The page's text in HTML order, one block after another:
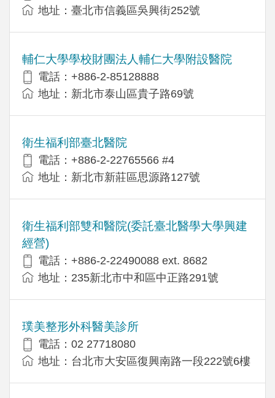
地址：臺北市信義區吳興街252號
輔仁大學學校財團法人輔仁大學附設醫院
電話：+886-2-85128888
地址：新北市泰山區貴子路69號
衛生福利部臺北醫院
電話：+886-2-22765566 #4
地址：新北市新莊區思源路127號
衛生福利部雙和醫院(委託臺北醫學大學興建
經營)
電話：+​886-2-22490088 ext. 8682
地址：​235新北市中和區中正路291號
璞美整形外科醫美診所
電話：02 27718080
地址：台北市大安區復興南路一段222號6樓